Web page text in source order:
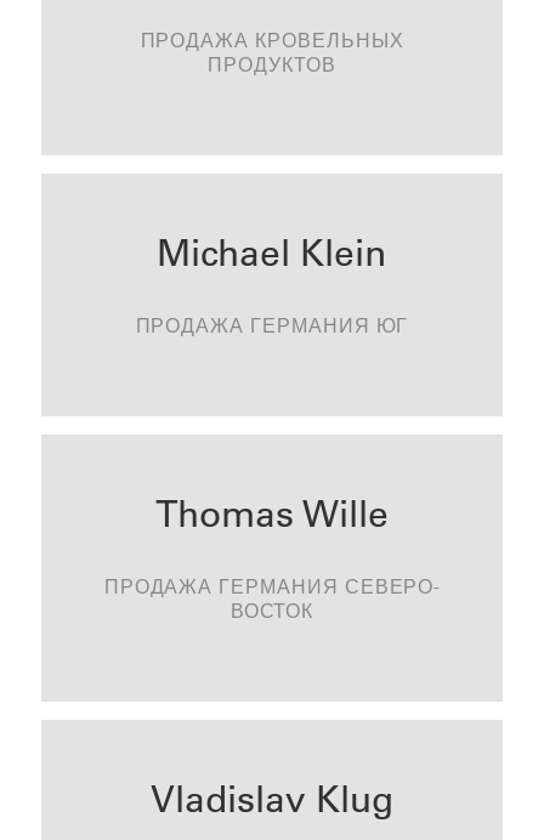
ПРОДАЖА КРОВЕЛЬНЫХ
ПРОДУКТОВ
KONTAKTIEREN
Michael Klein
ПРОДАЖА ГЕРМАНИЯ ЮГ
Thomas Wille
ПРОДАЖА ГЕРМАНИЯ СЕВЕРО-
ВОСТОК
KONTAKTIEREN
Vladislav Klug
+49 (0) 171 1243703